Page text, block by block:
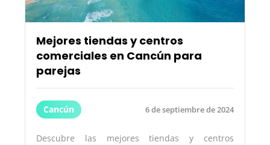
Mejores tiendas y centros
comerciales en Cancún para
parejas
Cancún 6 de septiembre de 2024
Descubre las mejores tiendas y centros